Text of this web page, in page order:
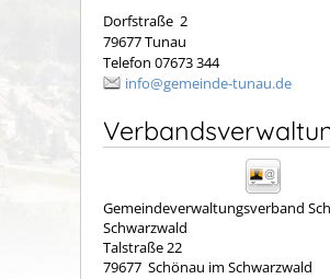
Dorfstraße 2
79677 Tunau
Telefon 07673 344
info@gemeinde-tunau.de
Gemeindeverwaltungsverband
Schwarzwald
Talstraße 22
79677 Schönau im Schwarzwald